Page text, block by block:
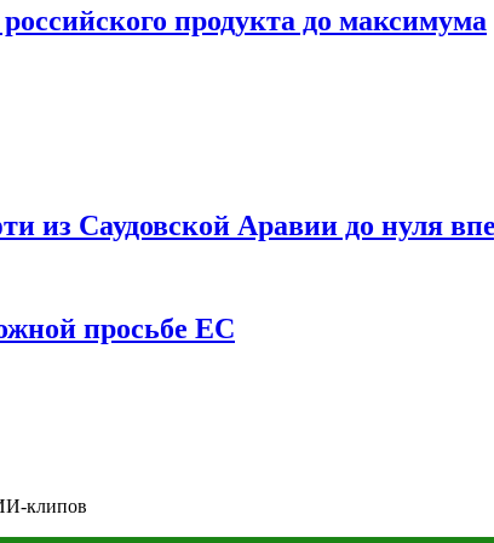
продукта до максимума
Саудовской Аравии до нуля
просьбе ЕС
клипов